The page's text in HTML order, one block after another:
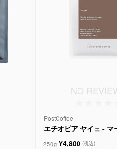
NO
PostCoffee
エチオピア ヤイェ - マ
250g ¥4,800 (税込)